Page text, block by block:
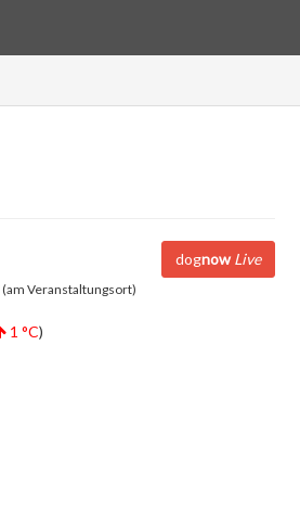
dognow Live
(am Veranstaltungsort)
1 °C)